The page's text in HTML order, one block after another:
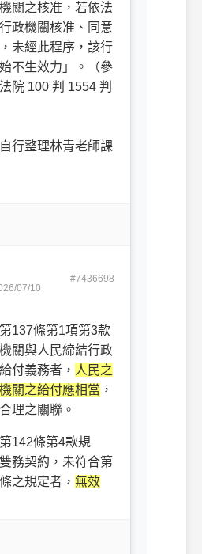
關之核准，若依法
政機關核准、同意
未經此程序，該行
不生效力」。（參
院 100 判 1554 判
行整理林青老師課
07/10
#7436698
137條第1項第3款
關與人民締結行政
付義務者， 人民之
關之給付應相當 ，
理之關聯。
142條第4款規
務契約，未符合第
之規定者， 無效